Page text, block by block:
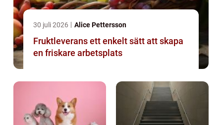
30 juli 2026 Alice Pettersson
Fruktleverans ett enkelt sätt att skapa
en friskare arbetsplats